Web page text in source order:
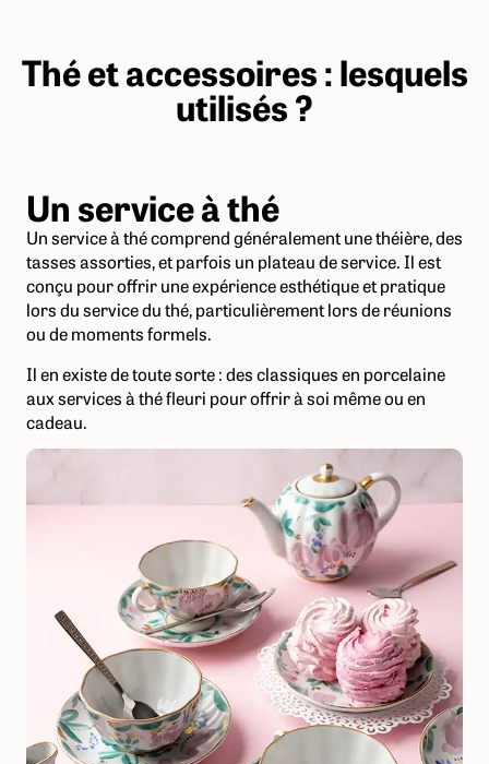
Thé et accessoires : lesquels
utilisés ?
Un service à thé
Un service à thé comprend généralement une théière, des
tasses assorties, et parfois un plateau de service. Il est
conçu pour offrir une expérience esthétique et pratique
lors du service du thé, particulièrement lors de réunions
ou de moments formels.
Il en existe de toute sorte : des classiques en porcelaine
aux services à thé fleuri pour offrir à soi même ou en
cadeau.